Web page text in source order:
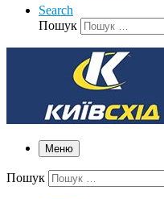
Search
Пошук
Меню
Пошук